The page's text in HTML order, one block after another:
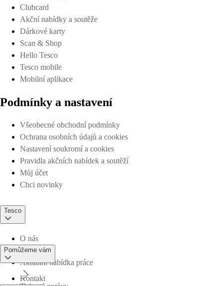
Clubcard
Akční nabídky a soutěže
Dárkové karty
Scan & Shop
Hello Tesco
Tesco mobile
Mobilní aplikace
Podmínky a nastavení
Všeobecné obchodní podmínky
Ochrana osobních údajů a cookies
Nastavení soukromí a cookies
Pravidla akčních nabídek a soutěží
Můj účet
Chci novinky
Tesco
O nás
Aktuální nabídka práce
Pomůžeme vám
Kontakt